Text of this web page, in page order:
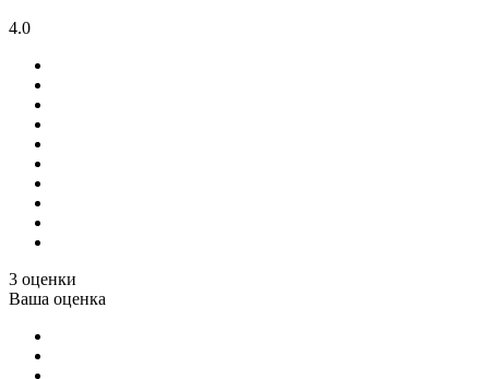
4.0
3 оценки
Ваша оценка